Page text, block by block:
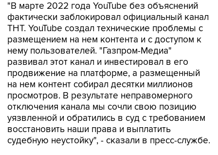
"В марте 2022 года YouTube без объяснений
фактически заблокировал официальный канал
ТНТ. YouTube создал технические проблемы с
размещением на нем контента и с доступом к
нему пользователей. "Газпром-Медиа"
развивал этот канал и инвестировал в его
продвижение на платформе, а размещенный
на нем контент собирал десятки миллионов
просмотров. В результате неправомерного
отключения канала мы сочли свою позицию
уязвленной и обратились в суд с требованием
восстановить наши права и выплатить
судебную неустойку", - сказали в пресс-службе.